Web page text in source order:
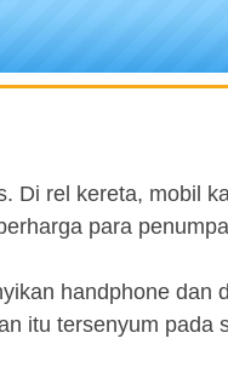
Di rel kereta, mobil
para
handphone dan
itu tersenyum pada